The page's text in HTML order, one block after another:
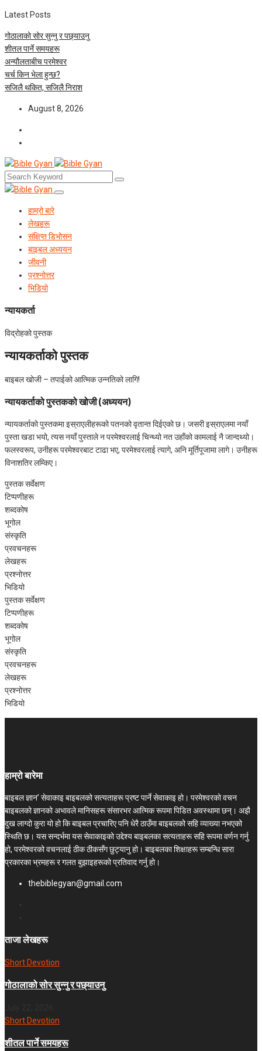
Latest Posts
गोठालाको सोर सुन्नु र पछ्याउनु
शीतल पार्ने समयहरू
अन्यौलताबीच परमेश्‍वर
चर्च किन भेला हुन्छ?
सजिलै थकित, सजिलै निराश
August 8, 2026
हाम्रो बारे
लेखहरू
संक्षिप्त डिभोसन
बाइबल अध्ययन
जीवनी
प्रश्‍नोत्तर
भिडियो
न्यायकर्ता
विद्रोहको पुस्तक
न्यायकर्ताको पुस्तक
बाइबल खोजी – तपाईको आत्मिक उन्‍नतिको लागि!
न्यायकर्ताको पुस्तकको खोजी (अध्ययन)
न्यायकर्ताको पुस्तकमा इस्राएलीहरूको पतनको वृतान्त दिईएको छ। जसरी इस्राएलमा नयाँ
पुस्ता खडा भयो, त्यस नयाँ पुस्ताले न परमेश्वरलाई चिन्थ्यो नत उहाँको कामलाई नै जान्दथ्यो।
फलस्वरूप, उनीहरू परमेश्वरबाट टाढा भए, परमेश्वरलाई त्यागे, अनि मूर्तिपूजामा लागे। उनीहरू
विनाशतिर लम्किए।
पुस्तक सर्वेक्षण
टिप्पणीहरू
शब्दकोष
भूगोल
संस्कृति
प्रवचनहरू
लेखहरू
प्रश्‍नोत्तर
भिडियो
पुस्तक सर्वेक्षण
टिप्पणीहरू
शब्दकोष
भूगोल
संस्कृति
प्रवचनहरू
लेखहरू
प्रश्‍नोत्तर
भिडियो
हाम्रो बारेमा
बाइबल ज्ञान’ सेवाकाइ बाइबलको सत्यताहरू प्रष्ट पार्ने सेवाकाइ हो। परमेश्‍वरको वचन
बाइबलको ज्ञानको अभावले मानिसहरू संसारभर आत्मिक रूपमा पिडित अवस्थामा छन्। अझै
दुख लाग्दो कुरा यो हो कि बाइबल प्रचारिए पनि धेरै ठाउँमा बाइबलको सहि व्याख्या नभएको
स्थिति छ। यस सन्दर्भमा यस सेवाकाइको उद्देश्य बाइबलका सत्यताहरू सहि रूपमा वर्णन गर्नु
हो, परमेश्वरको वचनलाई ठीक ठीकसँग छुट्यानु हो। बाइबलका शिक्षाहरू सम्बन्धि सारा
प्रकारका भ्रमहरू र गलत बुझाइहरूको प्रतिवाद गर्नु हो।
thebiblegyan@gmail.com
ताजा लेखहरू
Short Devotion
गोठालाको सोर सुन्नु र पछ्याउनु
Short Devotion
शीतल पार्ने समयहरू